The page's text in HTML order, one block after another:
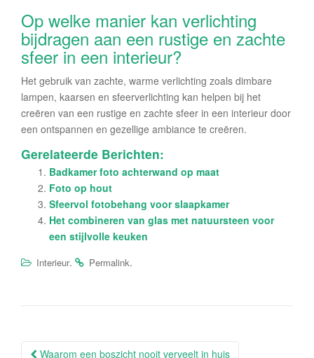
Op welke manier kan verlichting
bijdragen aan een rustige en zachte
sfeer in een interieur?
Het gebruik van zachte, warme verlichting zoals dimbare
lampen, kaarsen en sfeerverlichting kan helpen bij het
creëren van een rustige en zachte sfeer in een interieur door
een ontspannen en gezellige ambiance te creëren.
Gerelateerde Berichten:
Badkamer foto achterwand op maat
Foto op hout
Sfeervol fotobehang voor slaapkamer
Het combineren van glas met natuursteen voor
een stijlvolle keuken
Interieur. Permalink.
Berichtnavigatie
Waarom een boszicht nooit verveelt in huis